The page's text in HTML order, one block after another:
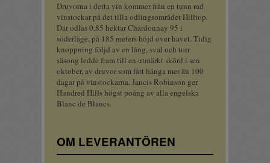
Druvorna i detta vin kommer från en tunn rad
vinstockar på det tilla odlingsområdet Hilltop.
Där odlas 0,85 hektar Chardonnay 95 i
söderläge, på 185 meters höjd över havet. Tidig
knoppning följd av en lång, sval och torr
säsong ledde fram till en utmärkt skörd i sen
oktober, av druvor som fått hänga mer än 100
dagar på vinstockarna. Jancis Robinson ger
Hundred Hills högst poäng av alla engelska
Blanc de Blancs.
OM LEVERANTÖREN